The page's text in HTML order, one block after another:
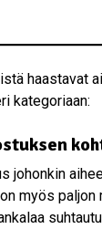
haastavat
kategoriaan:
johonkin
myös